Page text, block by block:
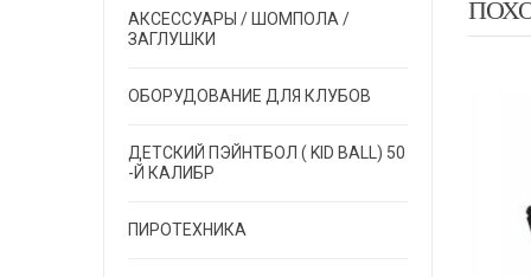
АКСЕССУАРЫ / ШОМПОЛА /
ЗАГЛУШКИ
ОБОРУДОВАНИЕ ДЛЯ КЛУБОВ
ДЕТСКИЙ ПЭЙНТБОЛ ( KID BALL) 50
-Й КАЛИБР
ПИРОТЕХНИКА